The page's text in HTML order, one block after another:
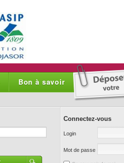
Bon à savoir
Connectez-vous
Login
Mot de passe